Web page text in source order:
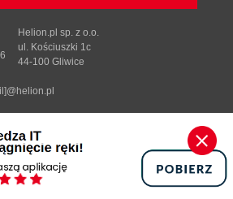
Helion.pl sp. z o.o.
ul. Kościuszki 1c
44-100 Gliwice
Pełna wersja strony »